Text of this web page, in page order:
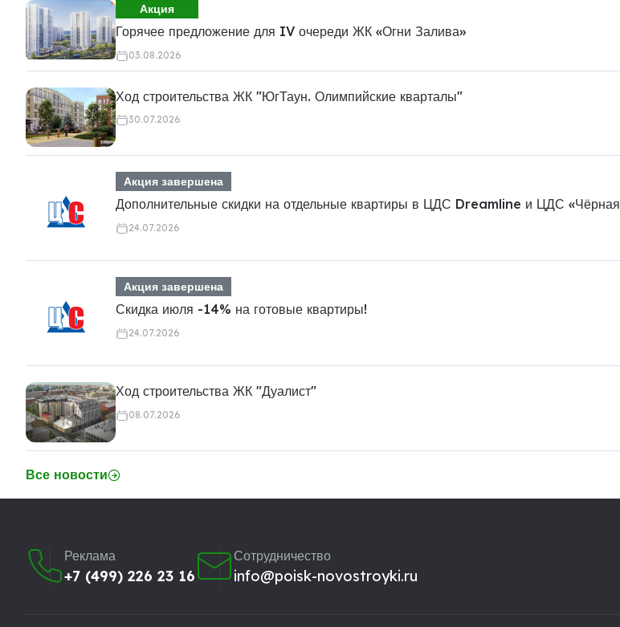
Акция
Горячее предложение для IV очереди ЖК «Огни Залива»
03.08.2026
Ход строительства ЖК "ЮгТаун. Олимпийские кварталы"
30.07.2026
Акция завершена
Дополнительные скидки на отдельные квартиры в ЦДС Dreamline и ЦДС «Чёрная
24.07.2026
Акция завершена
Скидка июля -14% на готовые квартиры!
24.07.2026
Ход строительства ЖК "Дуалист"
08.07.2026
Все новости
Реклама
+7 (499) 226 23 16
Сотрудничество
info@poisk-novostroyki.ru